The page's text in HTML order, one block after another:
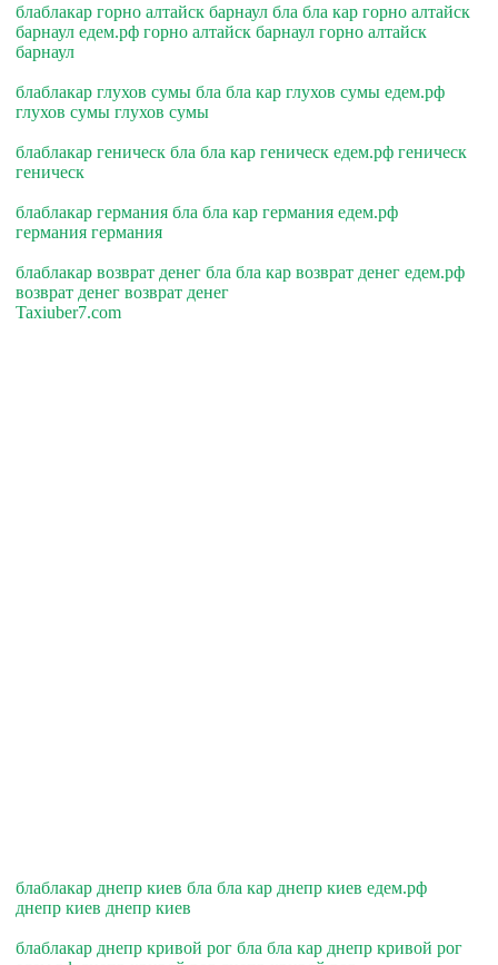
блаблакар горно алтайск барнаул бла бла кар горно алтайск
барнаул едем.рф горно алтайск барнаул горно алтайск
барнаул
блаблакар глухов сумы бла бла кар глухов сумы едем.рф
глухов сумы глухов сумы
блаблакар геническ бла бла кар геническ едем.рф геническ
геническ
блаблакар германия бла бла кар германия едем.рф
германия германия
блаблакар возврат денег бла бла кар возврат денег едем.рф
возврат денег возврат денег
Taxiuber7.com
блаблакар днепр киев бла бла кар днепр киев едем.рф
днепр киев днепр киев
блаблакар днепр кривой рог бла бла кар днепр кривой рог